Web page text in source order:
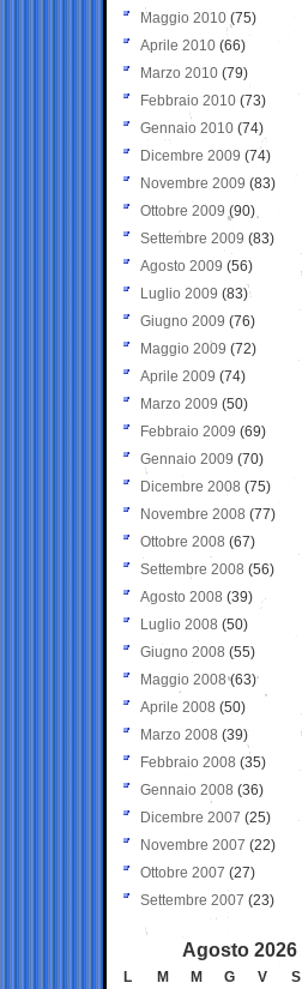
Maggio 2010 (75)
Aprile 2010 (66)
Marzo 2010 (79)
Febbraio 2010 (73)
Gennaio 2010 (74)
Dicembre 2009 (74)
Novembre 2009 (83)
Ottobre 2009 (90)
Settembre 2009 (83)
Agosto 2009 (56)
Luglio 2009 (83)
Giugno 2009 (76)
Maggio 2009 (72)
Aprile 2009 (74)
Marzo 2009 (50)
Febbraio 2009 (69)
Gennaio 2009 (70)
Dicembre 2008 (75)
Novembre 2008 (77)
Ottobre 2008 (67)
Settembre 2008 (56)
Agosto 2008 (39)
Luglio 2008 (50)
Giugno 2008 (55)
Maggio 2008(63)
Aprile 2008 (50)
Marzo 2008 (39)
Febbraio 2008 (35)
Gennaio 2008 (36)
Dicembre 2007 (25)
Novembre 2007 (22)
Ottobre 2007 (27)
Settembre 2007 (23)
Agosto 2026
L M M G V S